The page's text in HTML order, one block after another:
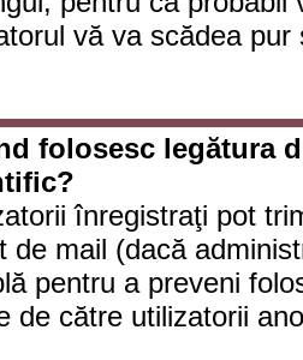
vă va scădea
folosesc legătura
înregistraţi pot
de mail (dacă
pentru a preveni
de către utilizatorii